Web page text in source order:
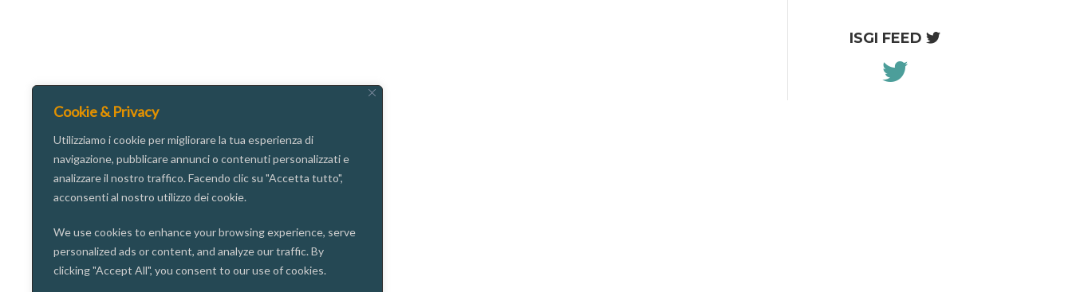
Cookie & Privacy
Utilizziamo i cookie per migliorare la tua esperienza di
navigazione, pubblicare annunci o contenuti personalizzati e
analizzare il nostro traffico. Facendo clic su "Accetta tutto",
acconsenti al nostro utilizzo dei cookie.
We use cookies to enhance your browsing experience, serve
personalized ads or content, and analyze our traffic. By
clicking "Accept All", you consent to our use of cookies.
ISGI FEED